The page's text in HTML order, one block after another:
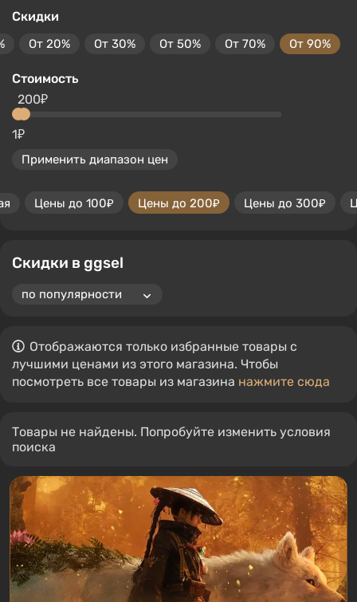
Скидки
От 20% От 30% От 50% От 70% От 90%
Стоимость
1₽
200₽
Применить диапазон цен
Цены до 100₽ Цены до 200₽ Цены до 300₽
Скидки в ggsel
Отображаются только избранные товары с
лучшими ценами из этого магазина. Чтобы
посмотреть все товары из магазина нажмите сюда
Товары не найдены. Попробуйте изменить условия
поиска